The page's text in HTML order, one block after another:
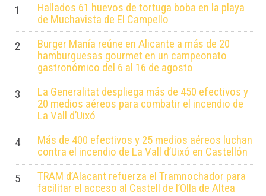
1
Hallados 61 huevos de tortuga boba en la playa
de Muchavista de El Campello
2
Burger Manía reúne en Alicante a más de 20
hamburguesas gourmet en un campeonato
gastronómico del 6 al 16 de agosto
3
La Generalitat despliega más de 450 efectivos y
20 medios aéreos para combatir el incendio de
La Vall d’Uixó
4
Más de 400 efectivos y 25 medios aéreos luchan
contra el incendio de La Vall d’Uixó en Castellón
5
TRAM d’Alacant refuerza el Tramnochador para
facilitar el acceso al Castell de l’Olla de Altea